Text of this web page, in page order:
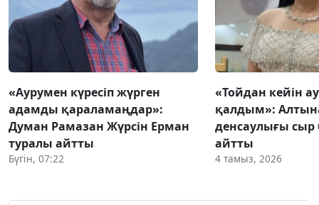
«Аурумен күресіп жүрген
адамды қараламаңдар»:
Думан Рамазан Жүрсін Ерман
туралы айтты
Бүгін, 07:22
«Тойдан кейін
қалдым»:
денсаулығы сыр
айтты
4 тамыз, 2026